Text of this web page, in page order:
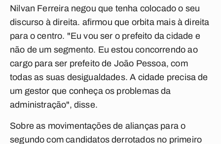
Nilvan Ferreira negou que tenha colocado o seu
discurso à direita. afirmou que orbita mais à direita
para o centro. "Eu vou ser o prefeito da cidade e
não de um segmento. Eu estou concorrendo ao
cargo para ser prefeito de João Pessoa, com
todas as suas desigualdades. A cidade precisa de
um gestor que conheça os problemas da
administração", disse.
Sobre as movimentações de alianças para o
segundo com candidatos derrotados no primeiro